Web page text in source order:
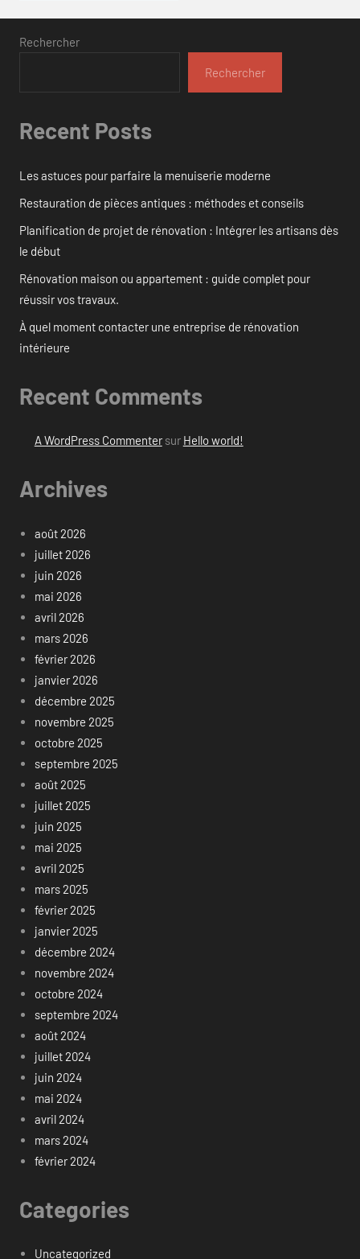
Rechercher
Rechercher
Recent Posts
Les astuces pour parfaire la menuiserie moderne
Restauration de pièces antiques : méthodes et conseils
Planification de projet de rénovation : Intégrer les artisans dès
le début
Rénovation maison ou appartement : guide complet pour
réussir vos travaux.
À quel moment contacter une entreprise de rénovation
intérieure
Recent Comments
A WordPress Commentersur Hello world!
Archives
août 2026
juillet 2026
juin 2026
mai 2026
avril 2026
mars 2026
février 2026
janvier 2026
décembre 2025
novembre 2025
octobre 2025
septembre 2025
août 2025
juillet 2025
juin 2025
mai 2025
avril 2025
mars 2025
février 2025
janvier 2025
décembre 2024
novembre 2024
octobre 2024
septembre 2024
août 2024
juillet 2024
juin 2024
mai 2024
avril 2024
mars 2024
février 2024
Categories
Uncategorized